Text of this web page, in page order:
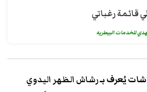
قائمة رغباتي
للخدمات البيطريه
يُعرف بـرشاش الظهر اليدوي